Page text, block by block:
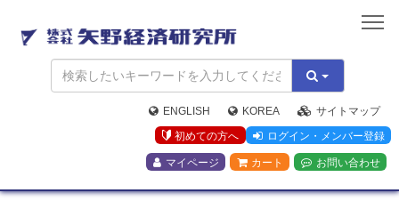
矢
野
経
済
研
究
所
ENGLISH KOREA
サイトマップ
初めての方へ
ログイン・メンバー登録
マイページ カート お問い合わせ